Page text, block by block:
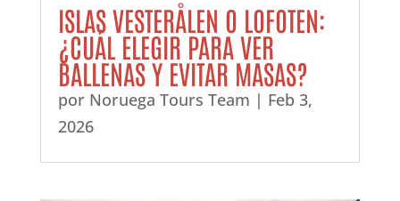
ISLAS VESTERÅLEN O LOFOTEN:
¿CUÁL ELEGIR PARA VER
BALLENAS Y EVITAR MASAS?
por Noruega Tours Team | Feb 3,
2026